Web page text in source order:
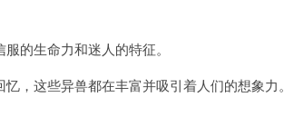
的生命力和迷人的特征。
这些异兽都在丰富并吸引着人们的想象力。